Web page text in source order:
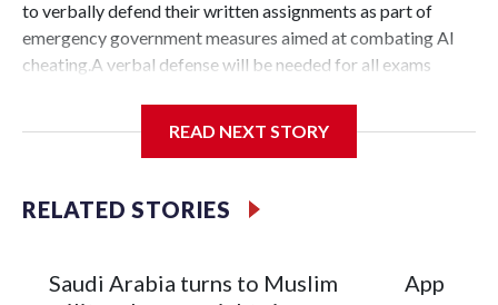
to verbally defend their written assignments as part of
emergency government measures aimed at combating AI
cheating.A verbal defense will be needed for all exams
with schools to create the best framework for this.The rule,
upper secondary education, which typically begins around
age 16. It will include the approximately 9,000 students
Examination program, who have to submit major written
READ NEXT STORY
RELATED STORIES
Saudi Arabia turns to Muslim
Appeals